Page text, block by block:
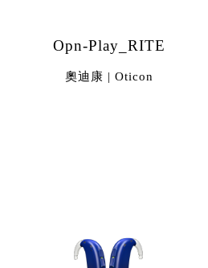
Opn-Play_RITE
奧迪康 | Oticon